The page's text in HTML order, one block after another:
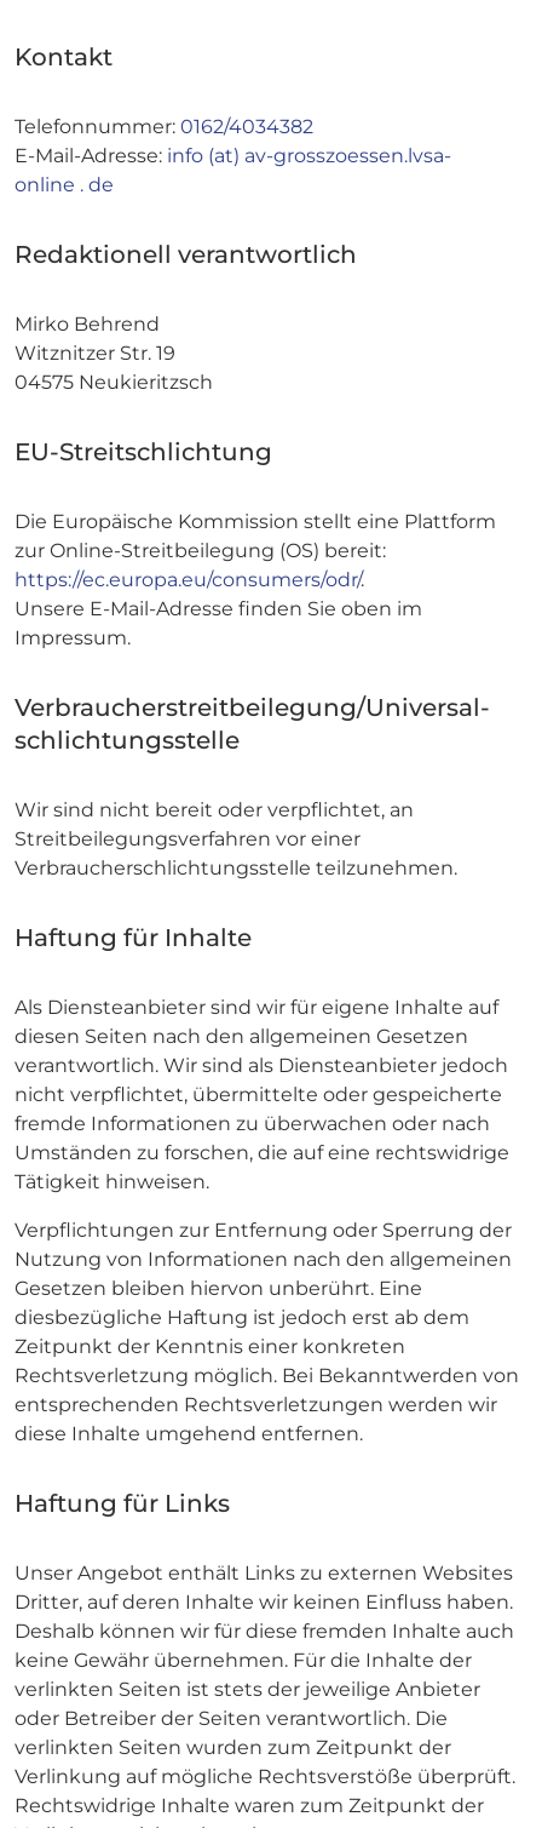
Kontakt
Telefonnummer: 0162/4034382
E-Mail-Adresse: info (at) av-grosszoessen.lvsa-
online . de
Redaktionell verantwortlich
Mirko Behrend
Witznitzer Str. 19
04575 Neukieritzsch
EU-Streitschlichtung
Die Europäische Kommission stellt eine Plattform
zur Online-Streitbeilegung (OS) bereit:
https://ec.europa.eu/consumers/odr/.
Unsere E-Mail-Adresse finden Sie oben im
Impressum.
Verbraucher­streit­beilegung/Universal­
schlichtungs­stelle
Wir sind nicht bereit oder verpflichtet, an
Streitbeilegungsverfahren vor einer
Verbraucherschlichtungsstelle teilzunehmen.
Haftung für Inhalte
Als Diensteanbieter sind wir für eigene Inhalte auf
diesen Seiten nach den allgemeinen Gesetzen
verantwortlich. Wir sind als Diensteanbieter jedoch
nicht verpflichtet, übermittelte oder gespeicherte
fremde Informationen zu überwachen oder nach
Umständen zu forschen, die auf eine rechtswidrige
Tätigkeit hinweisen.
Verpflichtungen zur Entfernung oder Sperrung der
Nutzung von Informationen nach den allgemeinen
Gesetzen bleiben hiervon unberührt. Eine
diesbezügliche Haftung ist jedoch erst ab dem
Zeitpunkt der Kenntnis einer konkreten
Rechtsverletzung möglich. Bei Bekanntwerden von
entsprechenden Rechtsverletzungen werden wir
diese Inhalte umgehend entfernen.
Haftung für Links
Unser Angebot enthält Links zu externen Websites
Dritter, auf deren Inhalte wir keinen Einfluss haben.
Deshalb können wir für diese fremden Inhalte auch
keine Gewähr übernehmen. Für die Inhalte der
verlinkten Seiten ist stets der jeweilige Anbieter
oder Betreiber der Seiten verantwortlich. Die
verlinkten Seiten wurden zum Zeitpunkt der
Verlinkung auf mögliche Rechtsverstöße überprüft.
Rechtswidrige Inhalte waren zum Zeitpunkt der